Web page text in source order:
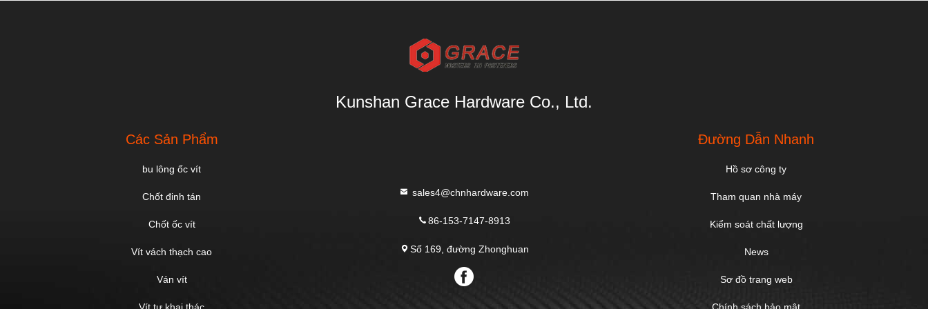
Kunshan Grace Hardware Co., Ltd.
Các Sản Phẩm
bu lông ốc vít
Chốt đinh tán
Chốt ốc vít
Vít vách thạch cao
Ván vít
sales4@chnhardware.com
86-153-7147-8913
Số 169, đường Zhonghuan
Đường Dẫn Nhanh
Hồ sơ công ty
Tham quan nhà máy
Kiểm soát chất lượng
News
Sơ đồ trang web